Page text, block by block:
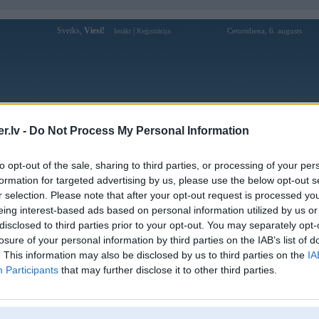
- Do Not Process My Personal Information
opt-out of the sale, sharing to third parties, or processing of your
for targeted advertising by us, please use the below opt-out
selection. Please note that after your opt-out request is processed
interest-based ads based on personal information utilized by us
to third parties prior to your opt-out. You may separately
of your personal information by third parties on the IAB’s list of
This information may also be disclosed by us to third parties on the
Participants that may further disclose it to other third parties.
Sveiks, Viesi! Ienākt Reģistrācija Ceturtdiena, 6. augusts
Forums Galerijas Reģistrācija Lietotāji
Lietotāja Agniiits profils
Pēdējo reizi manīts: 27. Feb 2014, 17:25
Lietotājvārds:
Agniiits
Ziņojumi forumā:
0
[Pēdējie ziņojumi forumā]